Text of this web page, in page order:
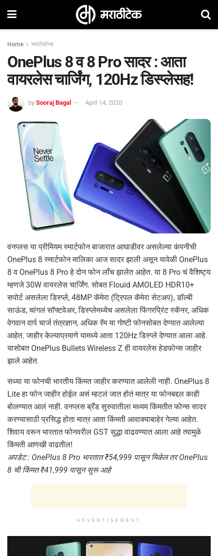
Home स्मार्टफोन्स
OnePlus 8 व 8 Pro सादर : आता
वायरलेस चार्जिंग, 120Hz डिस्प्लेसह!
by Sooraj Bagal April 14, 2020
वनप्लस या प्रीमियम स्मार्टफोन बाजारात आघाडीवर असलेल्या कंपनीची
OnePlus 8 स्मार्टफोन मालिका आज सादर झाली असून यावेळी OnePlus
8 व OnePlus 8 Pro हे दोन फोन लॉंच झालेत आहेत. या 8 Pro चं वैशिष्ट्य
म्हणजे 30W वायरलेस चार्जिंग. सोबत Flouid AMOLED HDR10+
सपोर्ट असलेला डिस्प्ले, 48MP कॅमेरा (ट्रिपल कॅमेरा सेटअप), डॉल्बी
साऊंड, चांगलं सॉफ्टवेअर, डिस्प्लेमध्येच असलेला फिंगरप्रिंट स्कॅनर, अधिक
वेगवान वार्प चार्ज तंत्रज्ञान, अधिक रॅम या गोष्टी फोनसोबत देण्यात आलेल्या
आहेत. जाहीर केल्याप्रमाणे यामध्ये आता 120Hz डिस्प्ले देण्यात आला आहे.
यासोबत OnePlus Bullets Wireless Z ही वायरलेस हेडफोन्स जाहीर
झाले आहेत.
सध्या या फोनची भारतीय किंमत जाहीर करण्यात आलेली नाही. OnePlus 8
Lite हा फोन जाहीर होईल असं म्हटलं जात होतं मात्र या फोनबद्दल काही
बोलण्यात आलं नाही. वनप्लस ब्रॅंड सुरुवातीला मध्यम किंमतीत फोन्स सादर
करण्यासाठी प्रसिद्ध होता मात्र आता किंमती आवाक्याबाहेर गेल्या आहेत.
शिवाय वरून भारतात फोनवरील GST सुद्धा वाढवण्यात आला आहे त्यामुळे
किंमती आणखी वाढतील!
अपडेट : OnePlus 8 Pro भारतात ₹54,999 पासून मिळेल तर OnePlus
8 ची किंमत ₹41,999 पासून सुरू आहे
ADVERTISEMENT